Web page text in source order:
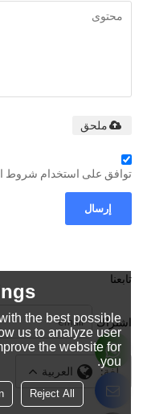
ملحق
توافق على استخدام شروط
إرسال
تابعنا
اشتراك
لغة: العربية
the best possible
us to analyze user
the website for
you.
Reject All